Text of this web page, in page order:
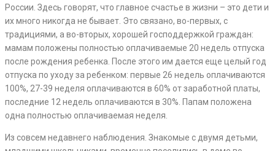
России. Здесь говорят, что главное счастье в жизни – это дети и
их много никогда не бывает. Это связано, во-первых, с
традициями, а во-вторых, хорошей господдержкой граждан:
мамам положены полностью оплачиваемые 20 недель отпуска
после рождения ребенка. После этого им дается еще целый год
отпуска по уходу за ребенком: первые 26 недель оплачиваются
100%, 27-39 неделя оплачиваются в 60% от заработной платы,
последние 12 недель оплачиваются в 30%. Папам положена
одна полностью оплачиваемая неделя.
Из совсем недавнего наблюдения. Знакомые с двумя детьми,